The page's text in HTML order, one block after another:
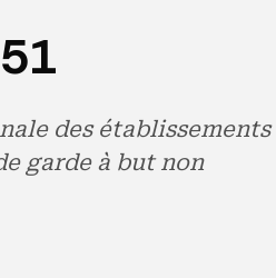
des établissements
garde à but non